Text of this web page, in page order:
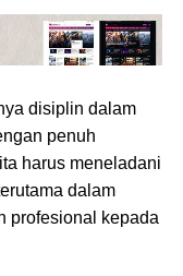
disiplin dalam
penuh
harus meneladani
dalam
profesional kepada